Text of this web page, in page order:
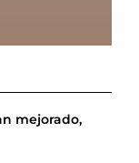
mejorado,